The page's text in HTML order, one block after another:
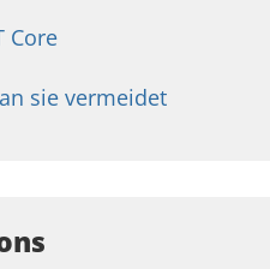
Core
sie vermeidet